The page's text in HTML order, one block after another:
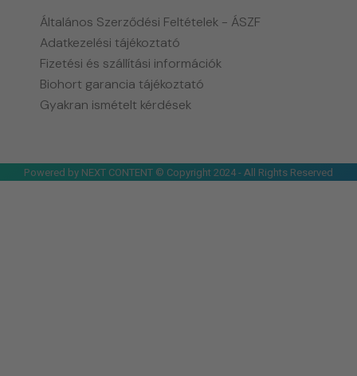
Általános Szerződési Feltételek - ÁSZF
Adatkezelési tájékoztató
Fizetési és szállítási információk
Biohort garancia tájékoztató
Gyakran ismételt kérdések
Powered by NEXT CONTENT © Copyright 2024 - All Rights Reserved